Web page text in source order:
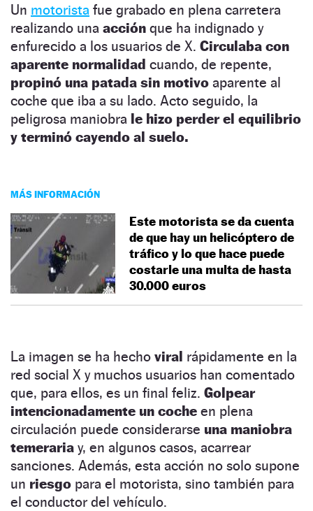
Un motorista fue grabado en plena carretera
realizando una acción que ha indignado y
enfurecido a los usuarios de X. Circulaba con
aparente normalidad cuando, de repente,
propinó una patada sin motivo aparente al
coche que iba a su lado. Acto seguido, la
peligrosa maniobra le hizo perder el equilibrio
y terminó cayendo al suelo.
MÁS INFORMACIÓN
Este motorista se da cuenta
de que hay un helicóptero de
tráfico y lo que hace puede
costarle una multa de hasta
30.000 euros
La imagen se ha hecho viral rápidamente en la
red social X y muchos usuarios han comentado
que, para ellos, es un final feliz. Golpear
intencionadamente un coche en plena
circulación puede considerarse una maniobra
temeraria y, en algunos casos, acarrear
sanciones. Además, esta acción no solo supone
un riesgo para el motorista, sino también para
el conductor del vehículo.